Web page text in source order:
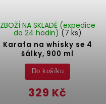
Karafa na whisky se 4
šálky, 900 ml
ZBOŽÍ NA SKLADĚ (expedice
do 24 hodin) (7 ks)
329 Kč
Do košíku